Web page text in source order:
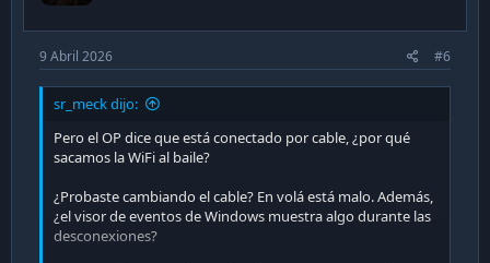
9 Abril 2026 #6
sr_meck dijo:
Pero el OP dice que está conectado por cable, ¿por qué
sacamos la WiFi al baile?
¿Probaste cambiando el cable? En volá está malo. Además,
¿el visor de eventos de Windows muestra algo durante las
desconexiones?